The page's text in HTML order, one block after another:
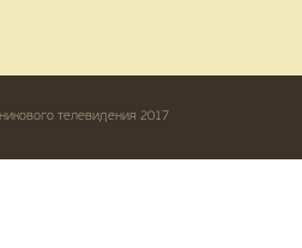
телевидения 2017